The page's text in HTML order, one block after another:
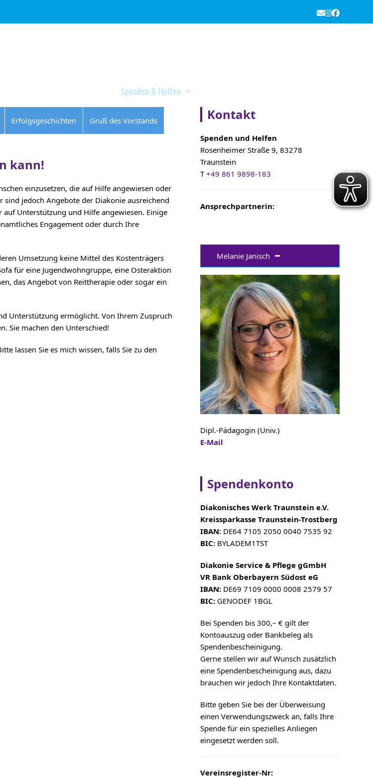
E-
Mail
Instagram
Facebook
Spenden & Helfen
Erfolgsgeschichten Gruß des Vorstands
kann!
einzusetzen, die auf Hilfe angewiesen oder
jedoch Angebote der Diakonie ausreichend
Unterstützung und Hilfe angewiesen. Einige
Engagement oder durch Ihre
Umsetzung keine Mittel des Kostenträgers
für eine Jugendwohngruppe, eine Osteraktion
das Angebot von Reittherapie oder sogar ein
Unterstützung ermöglicht. Von Ihrem Zuspruch
Sie machen den Unterschied!
lassen Sie es mich wissen, falls Sie zu den
Kontakt
Spenden und Helfen
Rosenheimer Straße 9, 83278
Traunstein
T+49 861 9898-183
Ansprechpartnerin:
Melanie Janisch
Dipl.-Pädagogin (Univ.)
E-Mail
Spendenkonto
Diakonisches Werk Traunstein e.V.
Kreissparkasse Traunstein-Trostberg
IBAN:DE64 7105 2050 0040 7535 92
BIC:BYLADEM1TST
Diakonie Service & Pflege gGmbH
VR Bank Oberbayern Südost eG
IBAN:DE69 7109 0000 0008 2579 57
BIC:GENODEF 1BGL
Bei Spenden bis 300,– € gilt der
Kontoauszug oder Bankbeleg als
Spendenbescheinigung.
Gerne stellen wir auf Wunsch zusätzlich
eine Spendenbescheinigung aus, dazu
brauchen wir jedoch Ihre Kontaktdaten.
Bitte geben Sie bei der Überweisung
einen Verwendungszweck an, falls Ihre
Spende für ein spezielles Anliegen
eingesetzt werden soll.
Vereinsregister-Nr: